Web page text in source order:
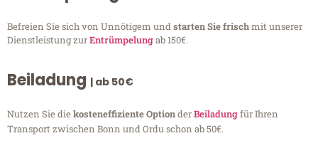
Befreien Sie sich von Unnötigem undstarten Sie frischmit unserer
Dienstleistung zurEntrümpelungab 150€.
Beiladung | ab 50€
Nutzen Sie diekosteneffiziente OptionderBeiladungfür Ihren
Transport zwischen Bonn und Ordu schon ab 50€.